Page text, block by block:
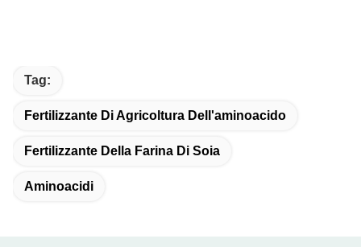
Tag:
Fertilizzante Di Agricoltura Dell'aminoacido
Fertilizzante Della Farina Di Soia
Aminoacidi